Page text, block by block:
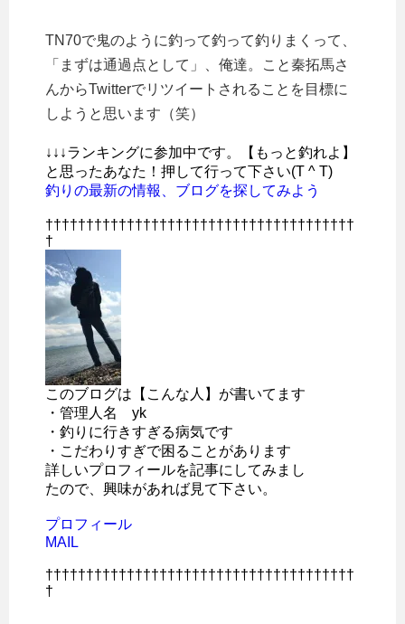
TN70で鬼のように釣って釣って釣りまくって、
「まずは通過点として」、俺達。こと秦拓馬さ
んからTwitterでリツイートされることを目標に
しようと思います（笑）
↓↓↓ランキングに参加中です。【もっと釣れよ】
と思ったあなた！押して行って下さい(T ^ T)
釣りの最新の情報、ブログを探してみよう
††††††††††††††††††††††††††††††††††††††
†
このブログは【こんな人】が書いてます
・管理人名 yk
・釣りに行きすぎる病気です
・こだわりすぎで困ることがあります
詳しいプロフィールを記事にしてみまし
たので、興味があれば見て下さい。
プロフィール
MAIL
††††††††††††††††††††††††††††††††††††††
†